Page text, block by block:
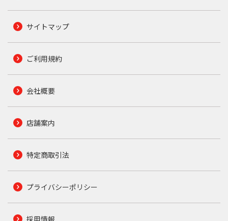
サイトマップ
ご利用規約
会社概要
店舗案内
特定商取引法
プライバシーポリシー
採用情報